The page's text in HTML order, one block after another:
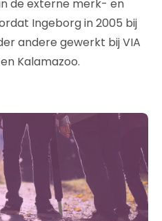
de externe merk- en
Ingeborg in 2005 bij
andere gewerkt bij VIA
en Kalamazoo.